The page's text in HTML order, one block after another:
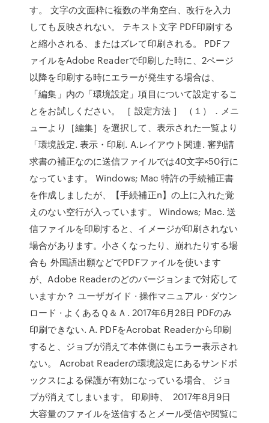
す。 文字の文面枠に複数の半角空白、改行を入力
しても反映されない。 テキスト文字 PDF印刷する
と縮小される、またはズレて印刷される。 PDFフ
ァイルをAdobe Readerで印刷した時に、2ページ
以降を印刷する時にエラーが発生する場合は、
「編集」内の「環境設定」項目について設定するこ
とをお試しください。 ［ 設定方法 ］ （１）．メニ
ューより［編集］を選択して、表示された一覧より
「環境設定. 表示・印刷. A.レイアウト関連. 審判請
求書の補正なのに送信ファイルでは40文字×50行に
なっています。 Windows; Mac 特許の手続補正書
を作成しましたが、【手続補正n】の上に入れた覚
えのない空行が入っています。 Windows; Mac. 送
信ファイルを印刷すると、イメージが印刷されない
場合があります。小さくなったり、崩れたりする場
合も 外国語出願などでPDFファイルを使います
が、Adobe Readerのどのバージョンまで対応して
いますか？ ユーザガイド · 操作マニュアル · ダウン
ロード · よくあるＱ＆Ａ. 2017年6月28日 PDFのみ
印刷できない. A. PDFをAcrobat Readerから印刷
すると、ジョブが消えて本体側にもエラー表示され
ない。 Acrobat Readerの環境設定にあるサンドボ
ックスによる保護が有効になっている場合、 ジョ
ブが消えてしまいます。 印刷時、 2017年8月9日
大容量のファイルを送信するとメール受信や閲覧に